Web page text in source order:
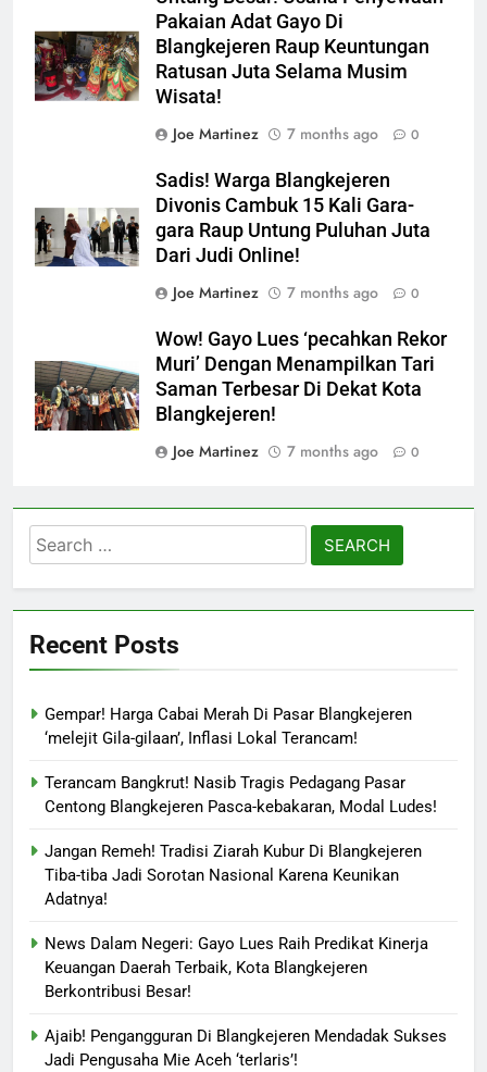
Pakaian Adat Gayo Di
Blangkejeren Raup Keuntungan
Ratusan Juta Selama Musim
Wisata!
Joe Martinez
7 months ago 0
Sadis! Warga Blangkejeren
Divonis Cambuk 15 Kali Gara-
gara Raup Untung Puluhan Juta
Dari Judi Online!
Joe Martinez
7 months ago 0
Wow! Gayo Lues ‘pecahkan Rekor
Muri’ Dengan Menampilkan Tari
Saman Terbesar Di Dekat Kota
Blangkejeren!
Joe Martinez
7 months ago 0
Search
for:
Recent Posts
Gempar! Harga Cabai Merah Di Pasar Blangkejeren
‘melejit Gila-gilaan’, Inflasi Lokal Terancam!
Terancam Bangkrut! Nasib Tragis Pedagang Pasar
Centong Blangkejeren Pasca-kebakaran, Modal Ludes!
Jangan Remeh! Tradisi Ziarah Kubur Di Blangkejeren
Tiba-tiba Jadi Sorotan Nasional Karena Keunikan
Adatnya!
News Dalam Negeri: Gayo Lues Raih Predikat Kinerja
Keuangan Daerah Terbaik, Kota Blangkejeren
Berkontribusi Besar!
Ajaib! Pengangguran Di Blangkejeren Mendadak Sukses
Jadi Pengusaha Mie Aceh ‘terlaris’!